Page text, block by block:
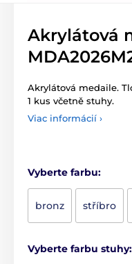
Akrylátová
Akrylátová medaile.
1 kus včetně stuhy.
Viac informácií ›
Vyberte farbu:
bronz stříbro
Vyberte farbu stuhy: